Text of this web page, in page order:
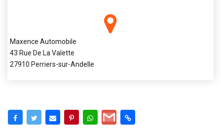
Maxence Automobile
43 Rue De La Valette
27910 Perriers-sur-Andelle